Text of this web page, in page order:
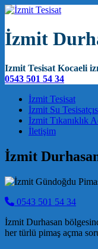
İzmit
Izmit Tesisat Kocaeli
0543 501 54 34
Mainİzmit Tesisat
İzmit Su
İzmit Tıkanıklık
İletişim
İzmit
0543 501 54 34
İzmit Durhasan
her türlü pimaş açma